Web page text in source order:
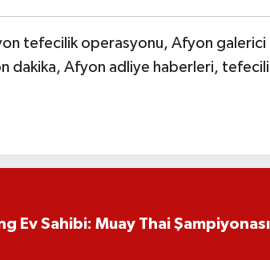
tefecilik operasyonu, Afyon galerici
dakika, Afyon adliye haberleri,
Ev Sahibi: Muay Thai Şampiyonası